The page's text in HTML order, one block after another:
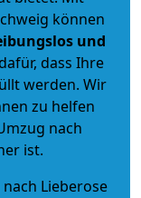
können
und
dass Ihre
werden. Wir
zu helfen
nach
ist.
Lieberose